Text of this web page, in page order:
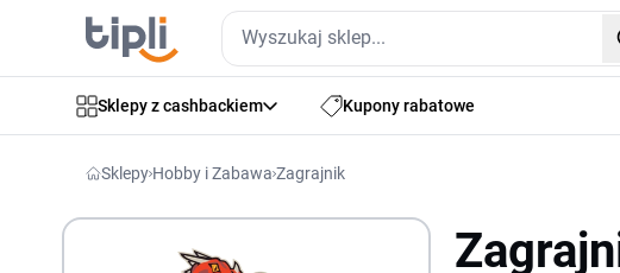
Sklepy z cashbackiem Kupony rabatowe
Sklepy Hobby i Zabawa Zagrajnik